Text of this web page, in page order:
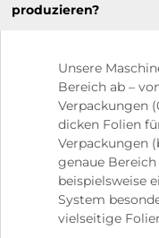
produzieren?
Unsere
Bereich ab –
Verpackungen
dicken Folien
Verpackungen
genaue
beispielsweise
System
vielseitige